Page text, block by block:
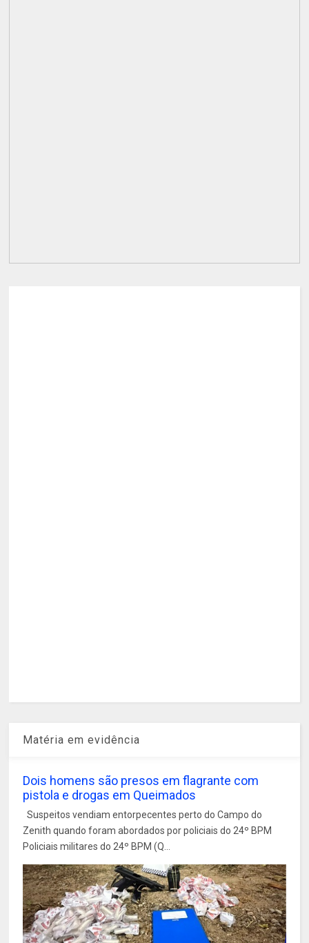
Matéria em evidência
Dois homens são presos em flagrante com
pistola e drogas em Queimados
Suspeitos vendiam entorpecentes perto do Campo do
Zenith quando foram abordados por policiais do 24º BPM
Policiais militares do 24º BPM (Q...